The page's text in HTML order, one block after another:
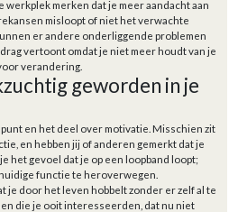
werkplek merken dat je meer aandacht aan
misloopt of niet het verwachte
er andere onderliggende problemen
vertoont omdat je niet meer houdt van je
verandering.
geworden in je
en het deel over motivatie. Misschien zit
en hebben jij of anderen gemerkt dat je
het gevoel dat je op een loopband loopt;
functie te heroverwegen.
je door het leven hobbelt zonder er zelf al te
die je ooit interesseerden, dat nu niet